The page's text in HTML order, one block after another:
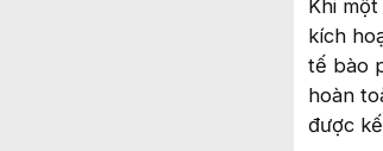
Khi
kích
tế bào
hoàn
được